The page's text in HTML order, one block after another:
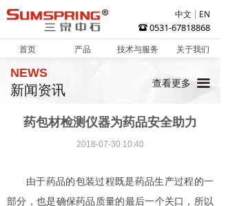
뀰 0531-67818868
中文 EN
首页 产品 技术与服务 关于我们
由于药品的包装过程既是药品生产过程的一
部分，也是确保药品质量的最后一个关口，所以
药包材检测仪器为药品安全助力
2018-07-30 10:40
NEWS
新闻资讯 끀
查看更多